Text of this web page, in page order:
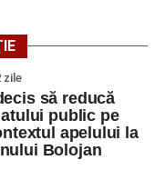
Alba Iulia”
preferată
zile
să reducă
public pe
apelului la
Bolojan